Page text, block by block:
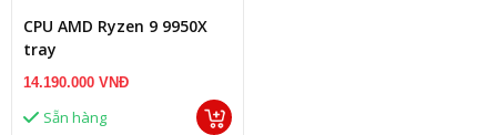
CPU AMD Ryzen 9 9950X
tray
14.190.000 VNĐ
Sẵn hàng